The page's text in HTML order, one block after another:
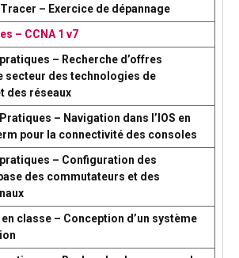
– Exercice de dépannage
– CCNA 1 v7
– Recherche d’offres
secteur des technologies de
des réseaux
– Navigation dans l’IOS en
pour la connectivité des consoles
– Configuration des
des commutateurs et des
classe – Conception d’un système